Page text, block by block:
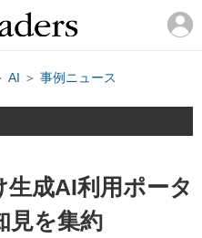
AI ＞ 事例ニュース
生成AI利用ポータ
見を集約